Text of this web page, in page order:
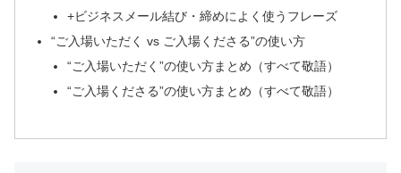
+ビジネスメール結び・締めによく使うフレーズ
“ご入場いただく vs ご入場くださる”の使い方
“ご入場いただく”の使い方まとめ（すべて敬語）
“ご入場くださる”の使い方まとめ（すべて敬語）